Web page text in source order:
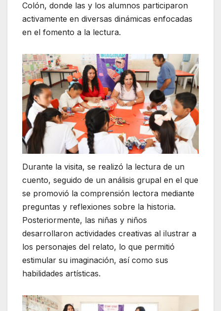
Colón, donde las y los alumnos participaron
activamente en diversas dinámicas enfocadas
en el fomento a la lectura.
Durante la visita, se realizó la lectura de un
cuento, seguido de un análisis grupal en el que
se promovió la comprensión lectora mediante
preguntas y reflexiones sobre la historia.
Posteriormente, las niñas y niños
desarrollaron actividades creativas al ilustrar a
los personajes del relato, lo que permitió
estimular su imaginación, así como sus
habilidades artísticas.